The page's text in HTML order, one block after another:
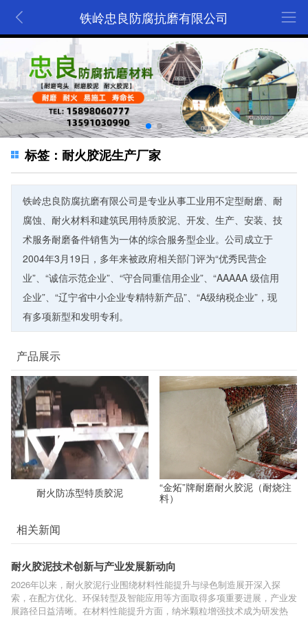
铁岭忠良防腐抗磨有限公司
标签：耐火胶泥生产厂家
铁岭忠良防腐抗磨有限公司是专业从事工业用不定型耐磨、耐
腐蚀、耐火材料和建筑民用特质胶泥、开发、生产、安装、技
术服务耐磨备件销售为一体的综合服务型企业。公司成立于
2004年3月19日，多年来被政府相关部门评为“优秀民营企
业”、“诚信示范企业”、“守合同重信用企业”、“AAAAA 级信用
企业”、“辽宁省中小企业专精特新产品”、“A级纳税企业”，现
有多项新型和发明专利。
产品展示
耐火防冻型特质胶泥
“金炻”牌耐磨耐火胶泥（耐烧注
料）
相关新闻
耐火胶泥技术创新与产业发展新动向
2026年以来，耐火胶泥行业围绕材料性能提升与绿色制造展开深入探
索，在配方优化、环保转型及智能应用等方面取得多项重要进展，产业发
展路径日益清晰。在材料性能提升方面，纳米颗粒增强技术成为研发热